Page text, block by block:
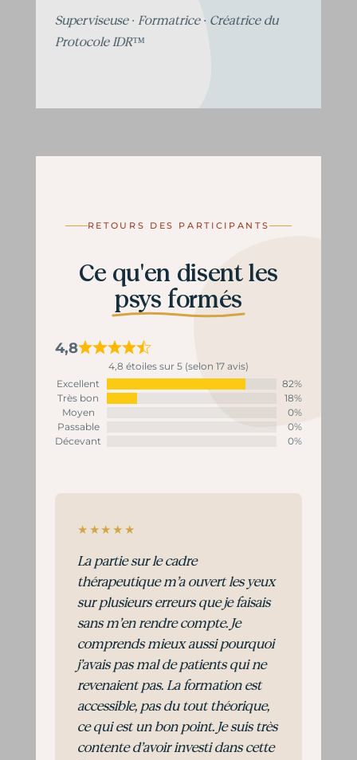
Superviseuse · Formatrice · Créatrice du
Protocole IDR™
RETOURS DES PARTICIPANTS
Ce qu'en disent les
psys formés
4,8
4,8 étoiles sur 5 (selon 17 avis)
Excellent
82%
Très bon
18%
Moyen
0%
Passable
0%
Décevant
0%
★★★★★
La partie sur le cadre
thérapeutique m’a ouvert les yeux
sur plusieurs erreurs que je faisais
sans m’en rendre compte. Je
comprends mieux aussi pourquoi
j’avais pas mal de patients qui ne
revenaient pas. La formation est
accessible, pas du tout théorique,
ce qui est un bon point. Je suis très
contente d’avoir investi dans cette